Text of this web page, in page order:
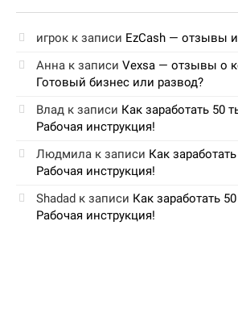
игрок к записи EzCash — отзывы
Анна к записи Vexsa — отзывы о
Готовый бизнес или развод?
Влад к записи Как заработать 50
Рабочая инструкция!
Людмила к записи Как
Рабочая инструкция!
Shadad к записи Как заработать
Рабочая инструкция!